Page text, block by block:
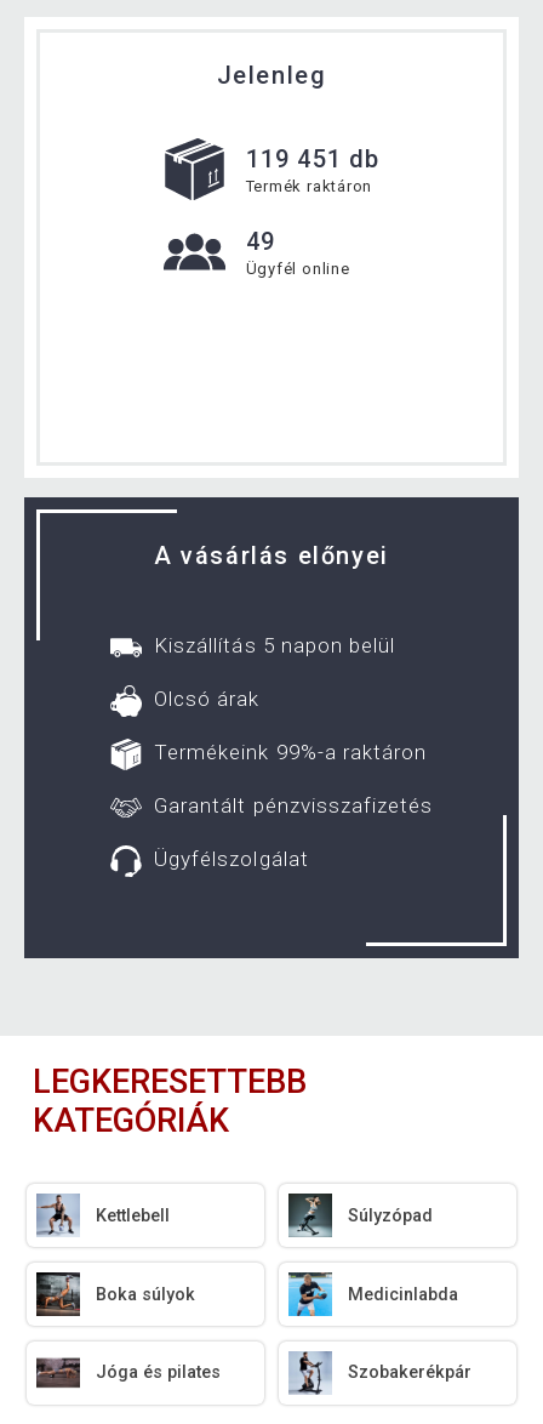
Jelenleg
119 451 db
Termék raktáron
49
Ügyfél online
A vásárlás előnyei
Kiszállítás 5 napon belül
Olcsó árak
Termékeink 99%-a raktáron
Garantált pénzvisszafizetés
Ügyfélszolgálat
LEGKERESETTEBB
KATEGÓRIÁK
Kettlebell Súlyzópad
Boka súlyok Medicinlabda
Jóga és pilates Szobakerékpár